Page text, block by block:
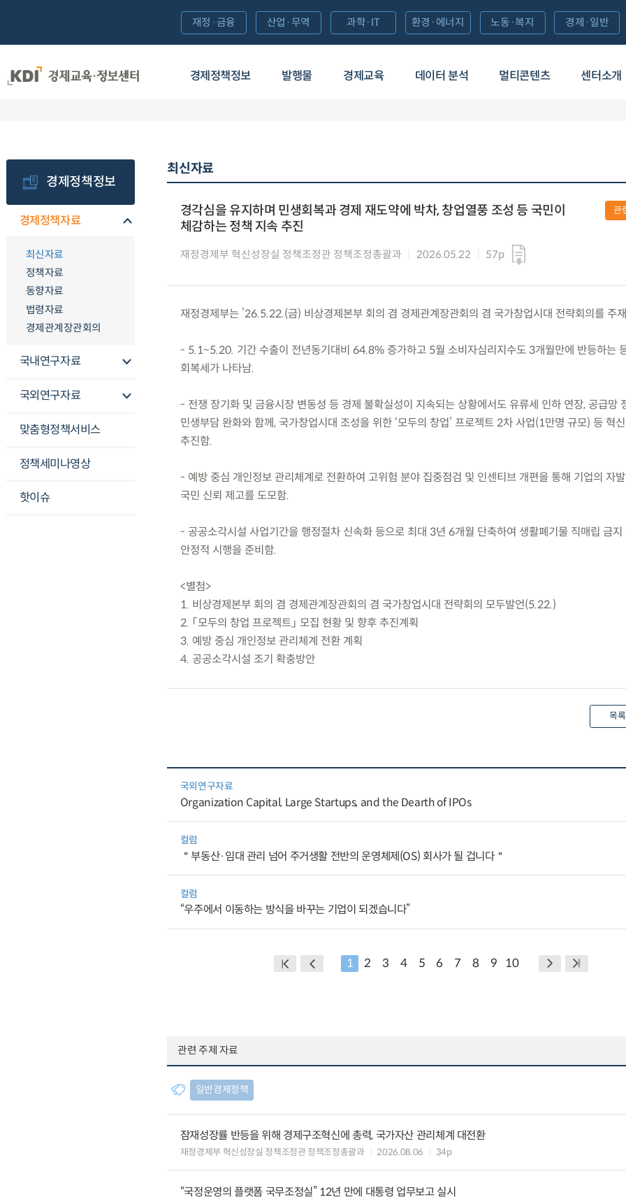
경제정책정보 발행물 경제교육 데이터 분석 멀티콘텐츠 센터소개
재정·금융 산업·무역 과학·IT 환경·에너지 노동·복지 경제·일반
경제정책정보
경제정책자료
최신자료
정책자료
동향자료
법령자료
경제관계장관회의
국내연구자료
국외연구자료
맞춤형정책서비스
정책세미나영상
핫이슈
최신자료
경각심을 유지하며 민생회복과 경제 재도약에 박차, 창업열풍 조성 등 국민이
체감하는 정책 지속 추진
재정경제부 혁신성장실 정책조정관 정책조정총괄과 2026.05.22 57p
관
재정경제부는 ’26.5.22.(금) 비상경제본부 회의 겸 경제관계장관회의 겸 국가창업시대 전략회의를 주
- 5.1~5.20. 기간 수출이 전년동기대비 64.8% 증가하고 5월 소비자심리지수도 3개월만에 반등하는
회복세가 나타남.
- 전쟁 장기화 및 금융시장 변동성 등 경제 불확실성이 지속되는 상황에서도 유류세 인하 연장, 공급망
민생부담 완화와 함께, 국가창업시대 조성을 위한 ‘모두의 창업’ 프로젝트 2차 사업(1만명 규모) 등 혁
추진함.
- 예방 중심 개인정보 관리체계로 전환하여 고위험 분야 집중점검 및 인센티브 개편을 통해 기업의 자
국민 신뢰 제고를 도모함.
- 공공소각시설 사업기간을 행정절차 신속화 등으로 최대 3년 6개월 단축하여 생활폐기물 직매립 금지
안정적 시행을 준비함.
<별첨>
1. 비상경제본부 회의 겸 경제관계장관회의 겸 국가창업시대 전략회의 모두발언(5.22.)
2. 「모두의 창업 프로젝트」 모집 현황 및 향후 추진계획
3. 예방 중심 개인정보 관리체계 전환 계획
4. 공공소각시설 조기 확충방안
목
국외연구자료
Organization Capital, Large Startups, and the Dearth of IPOs
컬럼
＂부동산·임대 관리 넘어 주거생활 전반의 운영체제(OS) 회사가 될 겁니다＂
컬럼
“우주에서 이동하는 방식을 바꾸는 기업이 되겠습니다”
1 2 3 4 5 6 7 8 9 10
관련 주제 자료
일반경제정책
잠재성장률 반등을 위해 경제구조혁신에 총력, 국가자산 관리체계 대전환
재정경제부 혁신성장실 정책조정관 정책조정총괄과 2026.08.06 34p
“국정운영의 플랫폼 국무조정실” 12년 만에 대통령 업무보고 실시